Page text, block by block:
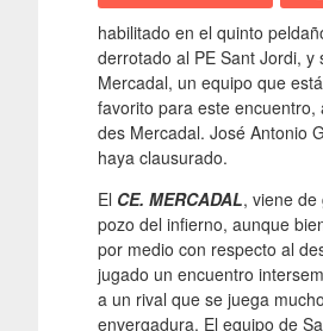
habilitado en el quinto
derrotado al PE Sant Jordi,
Mercadal, un equipo que
favorito para este
des Mercadal. José Antonio
haya clausurado.
El CE. MERCADAL, viene
pozo del infierno, aunque
por medio con respecto al
jugado un encuentro
a un rival que se juega
envergadura. El equipo de